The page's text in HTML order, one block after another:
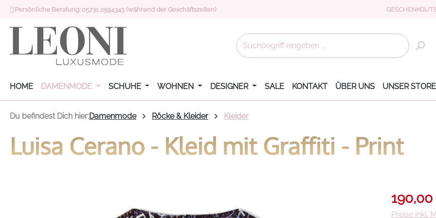
Hauptinhalt springen
Zur Suche springen
Zur Hauptnavigation springen
Persönliche Beratung: 05731 2594343 (während der Geschäftszeiten)
HOME DAMENMODE SCHUHE WOHNEN DESIGNER SALE KONTAKT ÜBER UNS UNSER STORE
Du befindest Dich hier:Damenmode Röcke & Kleider Kleider
Luisa Cerano - Kleid mit Graffiti - Print
Preise inkl.